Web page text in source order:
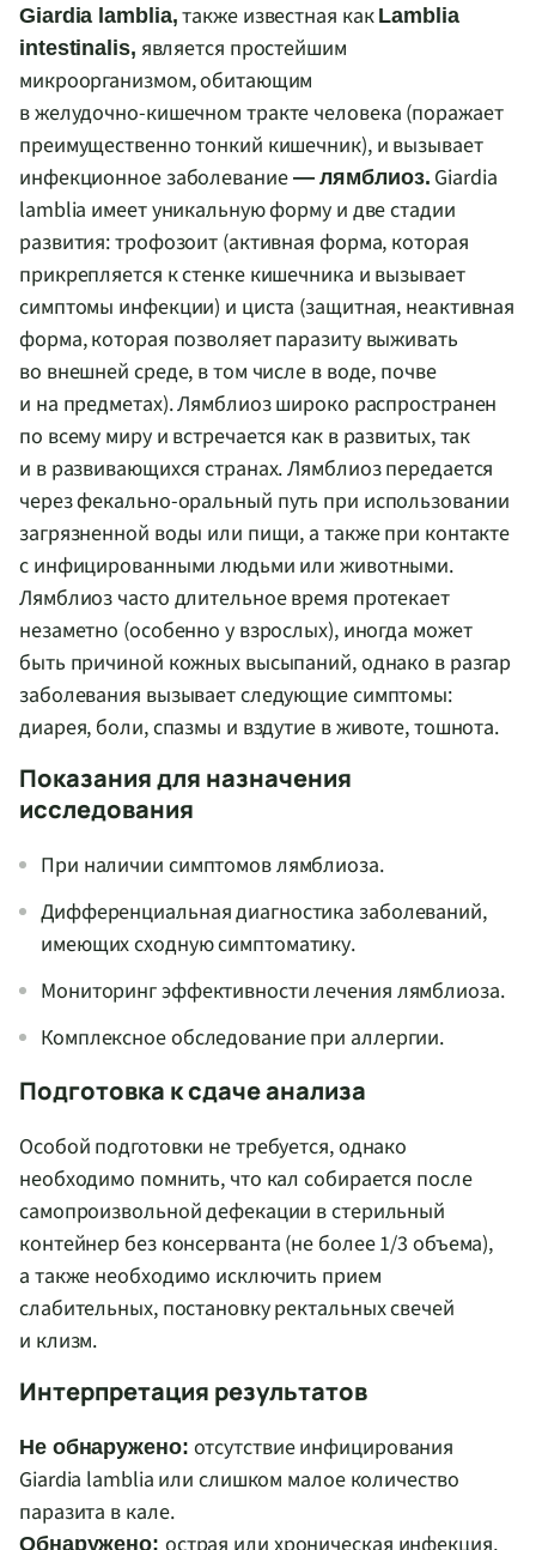
Giardia lamblia, также известная как Lamblia
intestinalis, является простейшим
микроорганизмом, обитающим
вжелудочно-кишечном тракте человека (поражает
преимущественно тонкий кишечник), и вызывает
инфекционное заболевание — лямблиоз. Giardia
lamblia имеет уникальную форму и две стадии
развития: трофозоит (активная форма, которая
прикрепляется к стенке кишечника и вызывает
симптомы инфекции) и циста (защитная, неактивная
форма, которая позволяет паразиту выживать
во внешней среде, в том числе в воде, почве
и на предметах). Лямблиоз широко распространен
по всему миру и встречается как в развитых, так
и в развивающихся странах. Лямблиоз передается
черезфекально-оральный путь при использовании
загрязненной воды или пищи, а также при контакте
с инфицированными людьми или животными.
Лямблиоз часто длительное время протекает
незаметно (особенно у взрослых), иногда может
быть причиной кожных высыпаний, однако в разгар
заболевания вызывает следующие симптомы:
диарея, боли, спазмы и вздутие в животе, тошнота.
Показания для назначения
исследования
При наличии симптомов лямблиоза.
Дифференциальная диагностика заболеваний,
имеющих сходную симптоматику.
Мониторинг эффективности лечения лямблиоза.
Комплексное обследование при аллергии.
Подготовка к сдаче анализа
Особой подготовки не требуется, однако
необходимо помнить, что кал собирается после
самопроизвольной дефекации в стерильный
контейнер без консерванта (не более 1/3 объема),
а также необходимо исключить прием
слабительных, постановку ректальных свечей
и клизм.
Интерпретация результатов
Не обнаружено: отсутствие инфицирования
Giardia lamblia или слишком малое количество
паразита в кале.
Обнаружено: